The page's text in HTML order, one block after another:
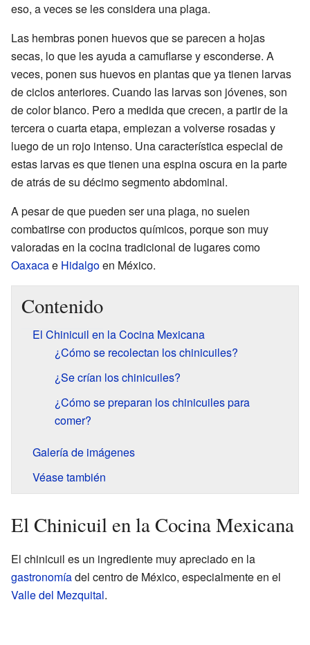
eso, a veces se les considera una plaga.
Las hembras ponen huevos que se parecen a hojas
secas, lo que les ayuda a camuflarse y esconderse. A
veces, ponen sus huevos en plantas que ya tienen larvas
de ciclos anteriores. Cuando las larvas son jóvenes, son
de color blanco. Pero a medida que crecen, a partir de la
tercera o cuarta etapa, empiezan a volverse rosadas y
luego de un rojo intenso. Una característica especial de
estas larvas es que tienen una espina oscura en la parte
de atrás de su décimo segmento abdominal.
A pesar de que pueden ser una plaga, no suelen
combatirse con productos químicos, porque son muy
valoradas en la cocina tradicional de lugares como
Oaxacae Hidalgoen México.
Contenido
El Chinicuil en la Cocina Mexicana
¿Cómo se recolectan los chinicuiles?
¿Se crían los chinicuiles?
¿Cómo se preparan los chinicuiles para
comer?
Galería de imágenes
Véase también
El Chinicuil en la Cocina Mexicana
El chinicuil es un ingrediente muy apreciado en la
gastronomíadel centro de México, especialmente en el
Valle del Mezquital.